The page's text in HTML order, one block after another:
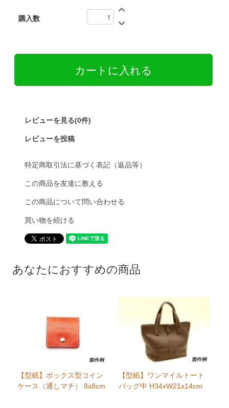
購入数
レビューを見る(0件)
レビューを投稿
特定商取引法に基づく表記（返品等）
この商品を友達に教える
この商品について問い合わせる
買い物を続ける
あなたにおすすめの商品
【型紙】ボックス型コイン
ケース（通しマチ） 8x8cm
【型紙】ワンマイルトート
バッグ中 H34xW21x14cm